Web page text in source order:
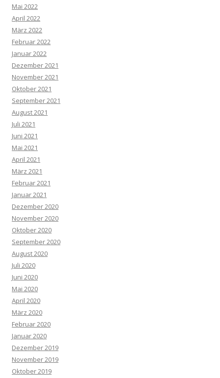
Mai 2022
April 2022
März 2022
Februar 2022
Januar 2022
Dezember 2021
November 2021
Oktober 2021
September 2021
August 2021
Juli 2021
Juni 2021
Mai 2021
April 2021
März 2021
Februar 2021
Januar 2021
Dezember 2020
November 2020
Oktober 2020
September 2020
August 2020
Juli 2020
Juni 2020
Mai 2020
April 2020
März 2020
Februar 2020
Januar 2020
Dezember 2019
November 2019
Oktober 2019